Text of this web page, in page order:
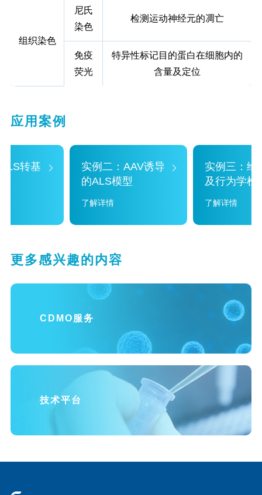
组织染色
尼氏
染色
检测运动神经元的凋亡
免疫
荧光
特异性标记目的蛋白在细胞内的
含量及定位
应用案例
转基
实例二：AAV诱导
的ALS模型
了解详情
实例三：给
及行为学检
了解详情
更多感兴趣的内容
CDMO服务
技术平台